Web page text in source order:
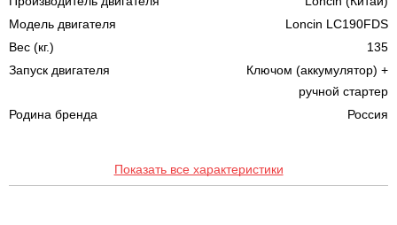
Модель двигателя
Loncin LC190FDS
Вес (кг.)
135
Запуск двигателя
Ключом (аккумулятор) +
ручной стартер
Родина бренда
Россия
Показать все характеристики